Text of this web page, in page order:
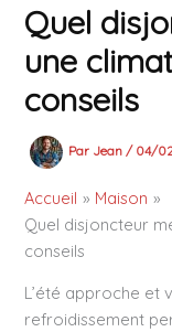
Quel
une
conseils
Par Jean / 04/
Accueil
Maison
Quel disjoncteur
conseils
L’été approche et
refroidissement